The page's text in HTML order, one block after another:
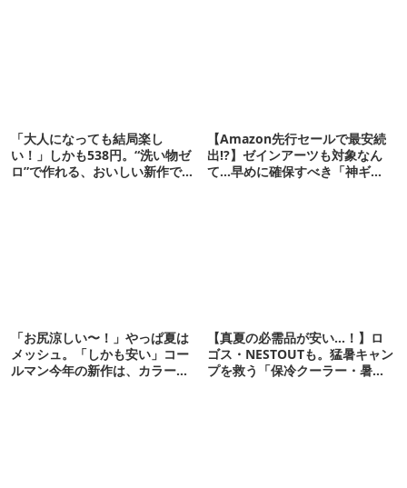
「大人になっても結局楽し
い！」しかも538円。“洗い物ゼ
ロ”で作れる、おいしい新作です
【Amazon先行セールで最安続
出!?】ゼインアーツも対象なん
て…早めに確保すべき「神ギ
「お尻涼しい〜！」やっぱ夏は
メッシュ。「しかも安い」コー
ルマン今年の新作は、カラーも
【真夏の必需品が安い…！】ロ
ゴス・NESTOUTも。猛暑キャン
プを救う「保冷クーラー・暑さ